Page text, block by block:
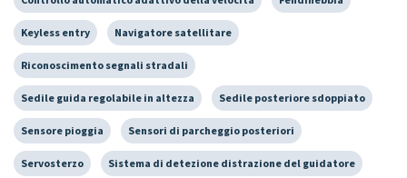
Keyless entry Navigatore satellitare
Riconoscimento segnali stradali
Sedile guida regolabile in altezza Sedile posteriore sdoppiato
Sensore pioggia Sensori di parcheggio posteriori
Servosterzo Sistema di detezione distrazione del guidatore